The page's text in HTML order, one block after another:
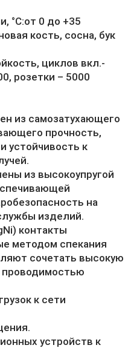
°C:от 0 до +35
кость, сосна, бук
циклов вкл.-
розетки – 5000
из самозатухающего
прочность,
устойчивость к
из высокоупругой
на
изделий.
контакты
методом спекания
сочетать высокую
проводимостью
к сети
устройств к